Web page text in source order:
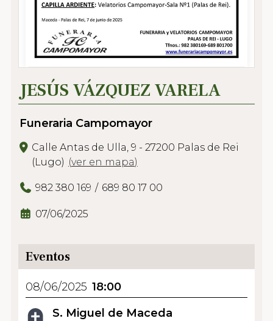
JESÚS VÁZQUEZ VARELA
Funeraria Campomayor
Calle Antas de Ulla, 9 - 27200 Palas de Rei
(Lugo) (ver en mapa)
982 380 169 689 80 17 00
07/06/2025
Eventos
08/06/2025 18:00
S. Miguel de Maceda